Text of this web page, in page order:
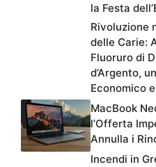
la Festa
Rivoluzione
delle Carie:
Fluoruro di
d’Argento,
Economico
MacBook
l’Offerta
Annulla i
Incendi in